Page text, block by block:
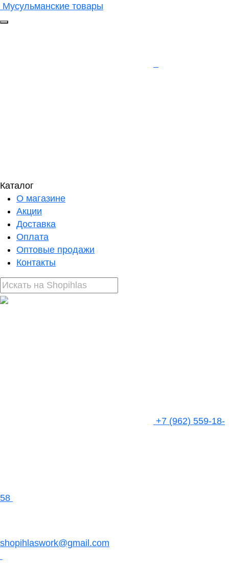
Мусульманские товары
Каталог
О магазине
Акции
Доставка
Оплата
Оптовые продажи
Контакты
+7 (962) 559-18-
58
shopihlaswork@gmail.com